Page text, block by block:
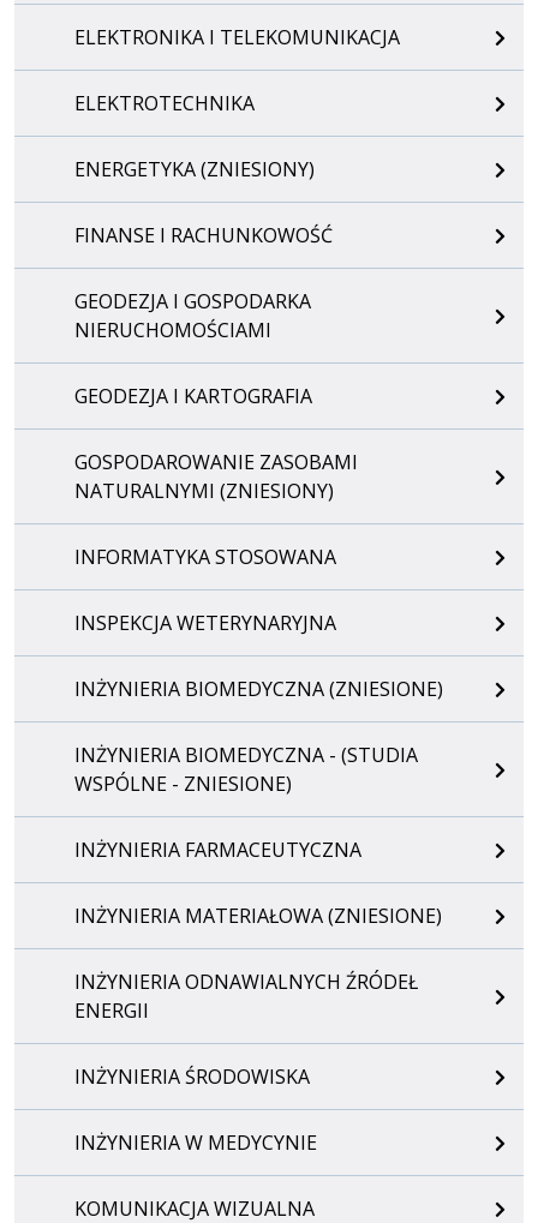
ELEKTRONIKA I TELEKOMUNIKACJA
ELEKTROTECHNIKA
ENERGETYKA (ZNIESIONY)
FINANSE I RACHUNKOWOŚĆ
GEODEZJA I GOSPODARKA
NIERUCHOMOŚCIAMI
GEODEZJA I KARTOGRAFIA
GOSPODAROWANIE ZASOBAMI
NATURALNYMI (ZNIESIONY)
INFORMATYKA STOSOWANA
INSPEKCJA WETERYNARYJNA
INŻYNIERIA BIOMEDYCZNA (ZNIESIONE)
INŻYNIERIA BIOMEDYCZNA - (STUDIA
WSPÓLNE - ZNIESIONE)
INŻYNIERIA FARMACEUTYCZNA
INŻYNIERIA MATERIAŁOWA (ZNIESIONE)
INŻYNIERIA ODNAWIALNYCH ŹRÓDEŁ
ENERGII
INŻYNIERIA ŚRODOWISKA
INŻYNIERIA W MEDYCYNIE
KOMUNIKACJA WIZUALNA